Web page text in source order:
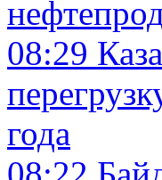
08:29
года